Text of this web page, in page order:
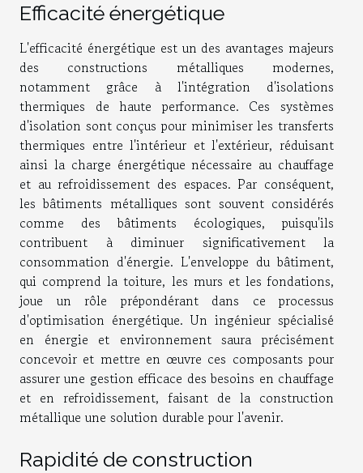
Efficacité énergétique
L'efficacité énergétique est un des avantages majeurs
des constructions métalliques modernes,
notamment grâce à l'intégration d'isolations
thermiques de haute performance. Ces systèmes
d'isolation sont conçus pour minimiser les transferts
thermiques entre l'intérieur et l'extérieur, réduisant
ainsi la charge énergétique nécessaire au chauffage
et au refroidissement des espaces. Par conséquent,
les bâtiments métalliques sont souvent considérés
comme des bâtiments écologiques, puisqu'ils
contribuent à diminuer significativement la
consommation d'énergie. L'enveloppe du bâtiment,
qui comprend la toiture, les murs et les fondations,
joue un rôle prépondérant dans ce processus
d'optimisation énergétique. Un ingénieur spécialisé
en énergie et environnement saura précisément
concevoir et mettre en œuvre ces composants pour
assurer une gestion efficace des besoins en chauffage
et en refroidissement, faisant de la construction
métallique une solution durable pour l'avenir.
Rapidité de construction